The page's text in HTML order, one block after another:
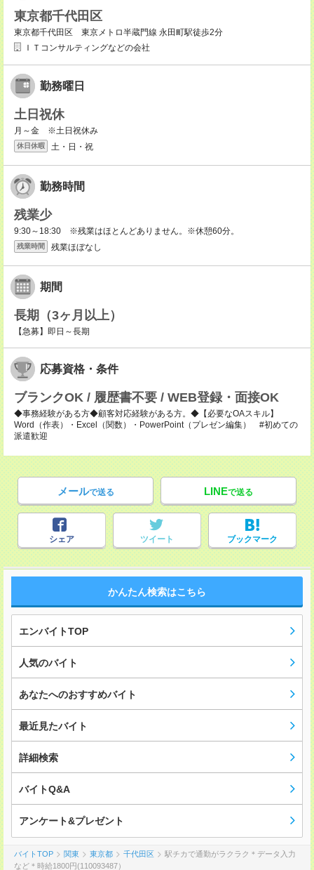
東京都千代田区
東京都千代田区 東京メトロ半蔵門線 永田町駅徒歩2分
ＩＴコンサルティングなどの会社
勤務曜日
土日祝休
月～金 ※土日祝休み
休日休暇 土・日・祝
勤務時間
残業少
9:30～18:30 ※残業はほとんどありません。※休憩60分。
残業時間 残業ほぼなし
期間
長期（3ヶ月以上）
【急募】即日～長期
応募資格・条件
ブランクOK / 履歴書不要 / WEB登録・面接OK
◆事務経験がある方◆顧客対応経験がある方。◆【必要なOAスキル】
Word（作表）・Excel（関数）・PowerPoint（プレゼン編集） #初めての
派遣歓迎
メールで送る LINEで送る
シェア ツイート ブックマーク
かんたん検索はこちら
エンバイトTOP
人気のバイト
あなたへのおすすめバイト
最近見たバイト
詳細検索
バイトQ&A
アンケート&プレゼント
バイトTOP 関東 東京都 千代田区
駅チカで通勤がラクラク＊データ入力
など＊時給1800円(110093487）